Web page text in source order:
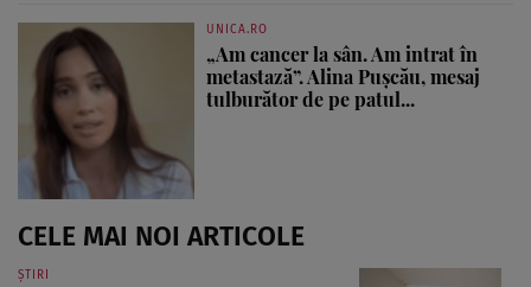
UNICA.RO
„Am cancer la sân. Am intrat în
metastază”. Alina Pușcău, mesaj
tulburător de pe patul...
CELE MAI NOI ARTICOLE
ȘTIRI